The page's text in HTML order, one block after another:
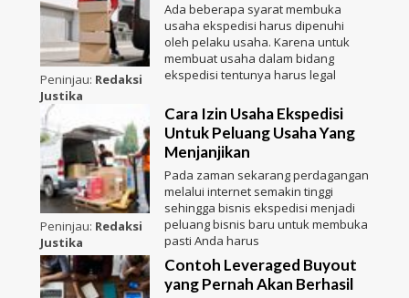
Peninjau: Redaksi
Justika
Ada beberapa syarat membuka
usaha ekspedisi harus dipenuhi
oleh pelaku usaha. Karena untuk
membuat usaha dalam bidang
ekspedisi tentunya harus legal
Peninjau: Redaksi
Justika
Cara Izin Usaha Ekspedisi
Untuk Peluang Usaha Yang
Menjanjikan
Pada zaman sekarang perdagangan
melalui internet semakin tinggi
sehingga bisnis ekspedisi menjadi
peluang bisnis baru untuk membuka
pasti Anda harus
Contoh Leveraged Buyout
yang Pernah Akan Berhasil